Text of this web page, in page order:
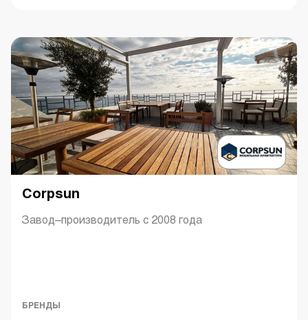
Corpsun
Завод–производитель с 2008 года
БРЕНДЫ